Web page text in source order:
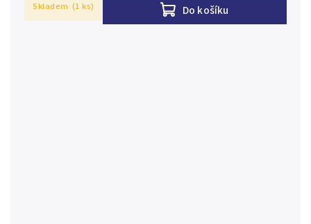
Do košíku
Skladem (1 ks)